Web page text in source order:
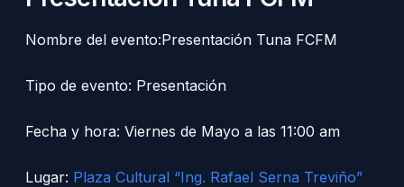
Nombre del evento:Presentación Tuna FCFM
Tipo de evento: Presentación
Fecha y hora: Viernes de Mayo a las 11:00 am
Lugar: Plaza Cultural “Ing. Rafael Serna Treviño”